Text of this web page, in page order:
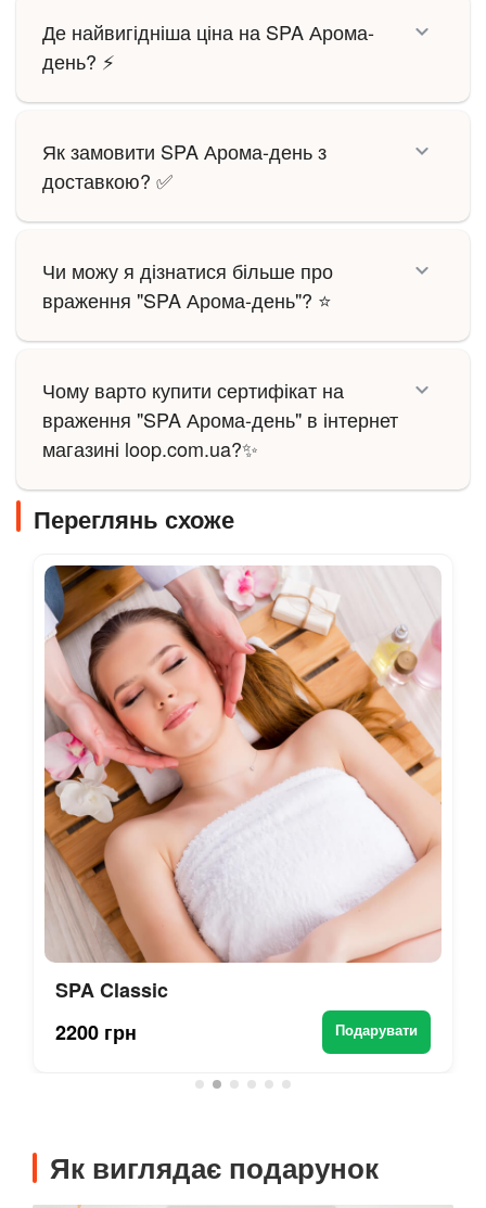
Де найвигідніша ціна на SPA Арома-
день? ⚡
Як замовити SPA Арома-день з
доставкою? ✅
Чи можу я дізнатися більше про
враження "SPA Арома-день"? ⭐
Чому варто купити сертифікат на
враження "SPA Арома-день" в інтернет
магазині loop.com.ua?✨
Переглянь схоже
SPA Classic
2200 грн
Подарувати
Як виглядає подарунок